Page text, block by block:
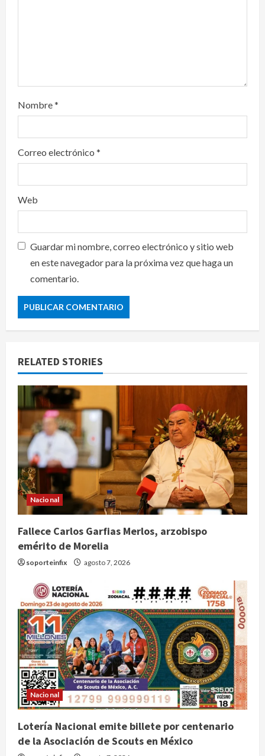
Nombre*
Correo electrónico *
Web
Guardar mi nombre, correo electrónico y sitio web
en este navegador para la próxima vez que haga un
comentario.
RELATED STORIES
Nacional
Fallece Carlos Garfias Merlos, arzobispo
emérito de Morelia
soporteinfix agosto 7, 2026
Nacional
Lotería Nacional emite billete por centenario
de la Asociación de Scouts en México
Colombia despide al gobierno de
Gustavo Petro tras cuatro años de
promesas de cambio
agosto 7, 2026
Hijos de presidentes bajo escrutinio